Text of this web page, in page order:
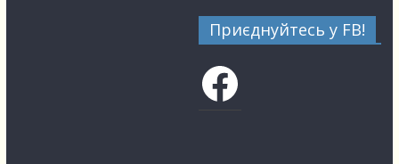
Приєднуйтесь у FB!
Facebook